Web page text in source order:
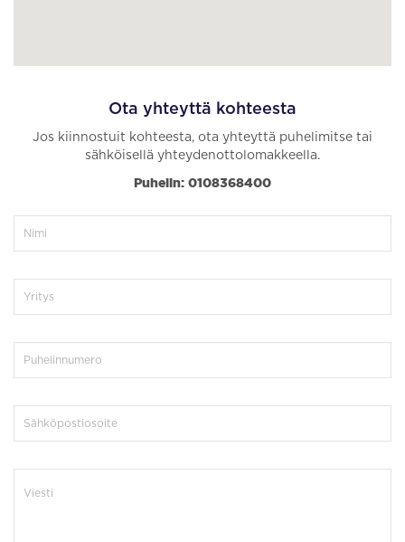
Ota yhteyttä kohteesta
Jos kiinnostuit kohteesta, ota yhteyttä puhelimitse tai
sähköisellä yhteydenottolomakkeella.
Puhelin: 0108368400